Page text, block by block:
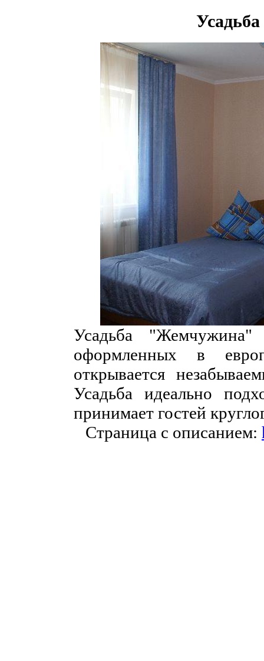
Усадьба
оформленных в
открывается
Усадьба идеально
принимает гостей
Страница с описанием: